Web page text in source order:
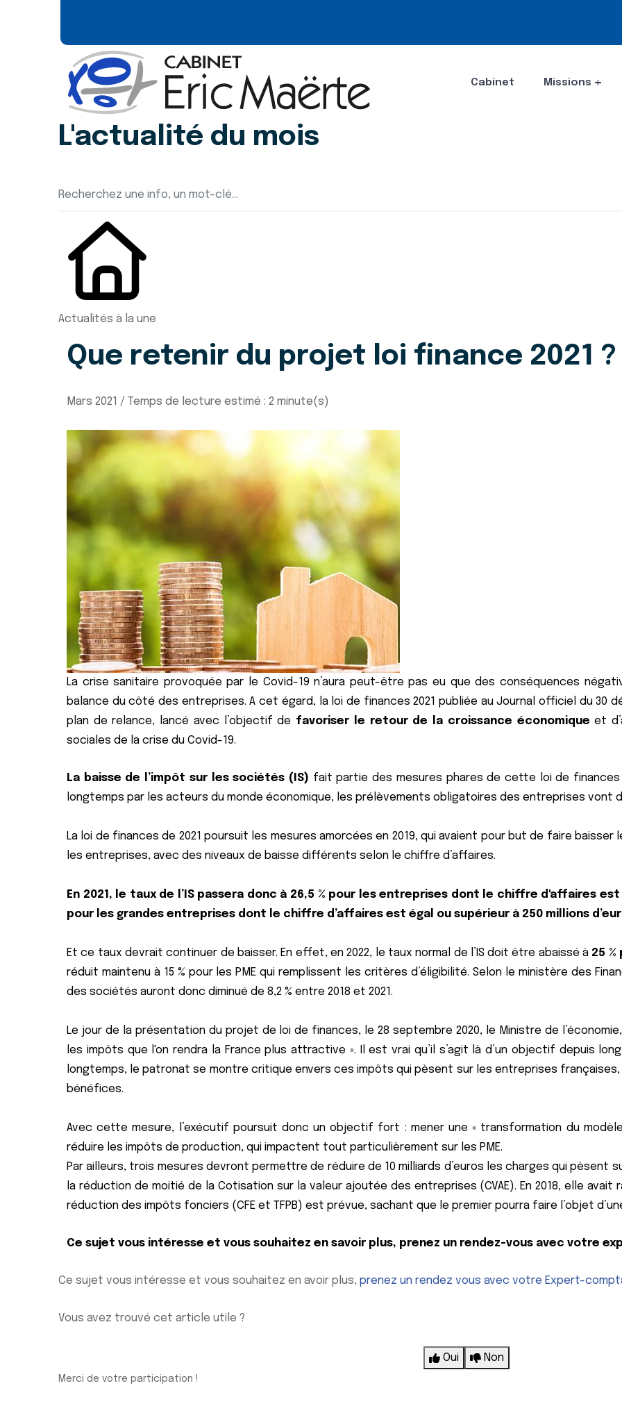
Cabinet Missions
L'actualité du mois
Actualités à la une
Que retenir du projet loi finance 2021 ?
Mars 2021 / Temps de lecture estimé : 2 minute(s)
La crise sanitaire provoquée par le Covid-19 n’aura peut-être pas eu que des conséquences
balance du côté des entreprises. A cet égard, la loi de finances 2021 publiée au Journal officiel du 30
plan de relance, lancé avec l’objectif de favoriser le retour de la croissance économique et
sociales de la crise du Covid-19.
La baisse de l’impôt sur les sociétés (IS) fait partie des mesures phares de cette loi de finances
longtemps par les acteurs du monde économique, les prélèvements obligatoires des entreprises vont
La loi de finances de 2021 poursuit les mesures amorcées en 2019, qui avaient pour but de faire
les entreprises, avec des niveaux de baisse différents selon le chiffre d’affaires.
En 2021, le taux de l’IS passera donc à 26,5 % pour les entreprises dont le chiffre d'affaires
pour les grandes entreprises dont le chiffre d’affaires est égal ou supérieur à 250 millions
Et ce taux devrait continuer de baisser. En effet, en 2022, le taux normal de l’IS doit être abaissé à 25
réduit maintenu à 15 % pour les PME qui remplissent les critères d’éligibilité. Selon le ministère des
des sociétés auront donc diminué de 8,2 % entre 2018 et 2021.
Le jour de la présentation du projet de loi de finances, le 28 septembre 2020, le Ministre de
les impôts que l'on rendra la France plus attractive ». Il est vrai qu’il s’agit là d’un objectif depuis
longtemps, le patronat se montre critique envers ces impôts qui pèsent sur les entreprises
bénéfices.
Avec cette mesure, l’exécutif poursuit donc un objectif fort : mener une « transformation du
réduire les impôts de production, qui impactent tout particulièrement sur les PME.
Par ailleurs, trois mesures devront permettre de réduire de 10 milliards d’euros les charges qui pèsent
la réduction de moitié de la Cotisation sur la valeur ajoutée des entreprises (CVAE). En 2018, elle avait
réduction des impôts fonciers (CFE et TFPB) est prévue, sachant que le premier pourra faire l’objet
Ce sujet vous intéresse et vous souhaitez en savoir plus, prenez un rendez-vous avec votre
Ce sujet vous intéresse et vous souhaitez en avoir plus, prenez un rendez vous avec votre Expert-
Vous avez trouvé cet article utile ?
Oui Non
Merci de votre participation !